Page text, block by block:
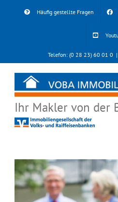
Häufig gestellte Fragen
Telefon: (0 28 23) 60 01 0 |
Ihr Makler von der